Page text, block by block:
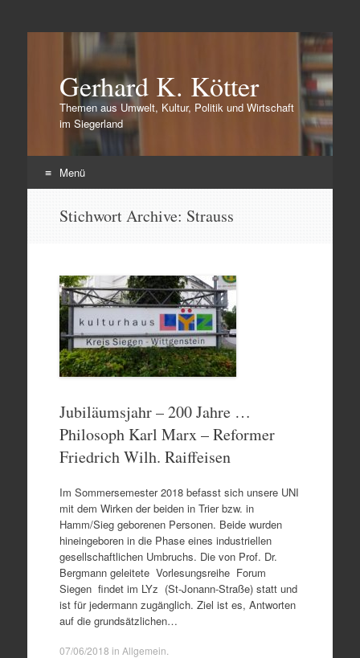
Gerhard K. Kötter
Themen aus Umwelt, Kultur, Politik und Wirtschaft
im Siegerland
Menü
Stichwort Archive: Strauss
Jubiläumsjahr – 200 Jahre …
Philosoph Karl Marx – Reformer
Friedrich Wilh. Raiffeisen
Im Sommersemester 2018 befasst sich unsere UNI
mit dem Wirken der beiden in Trier bzw. in
Hamm/Sieg geborenen Personen. Beide wurden
hineingeboren in die Phase eines industriellen
gesellschaftlichen Umbruchs. Die von Prof. Dr.
Bergmann geleitete Vorlesungsreihe Forum
Siegen findet im LYz (St-Jonann-Straße) statt und
ist für jedermann zugänglich. Ziel ist es, Antworten
auf die grundsätzlichen…
07/06/2018 in Allgemein